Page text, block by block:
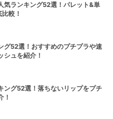
気ランキング52選！パレット&単
較！
グ52選！おすすめのプチプラや速
シュを紹介！
ング52選！落ちないリップをプチ
！